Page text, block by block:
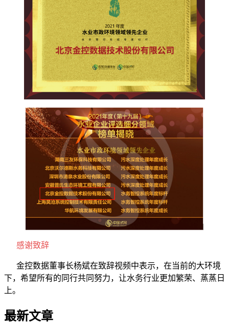
感谢致辞
金控数据董事长杨斌在致辞视频中表示，在当前的大环境
下，希望所有的同行共同努力，让水务行业更加繁荣、蒸蒸日
上。
最新文章